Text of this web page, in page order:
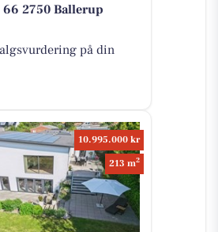
66 2750 Ballerup
på din
10.995.000 kr
213 m2